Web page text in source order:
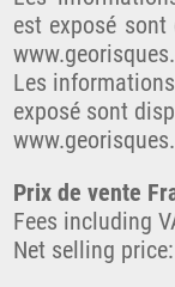
est exposé
Les
exposé sont
Prix de vente
Fees including
Net selling